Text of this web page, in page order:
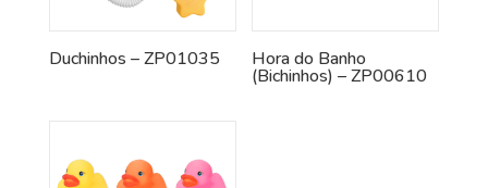
Duchinhos – ZP01035 Hora do Banho
(Bichinhos) – ZP00610